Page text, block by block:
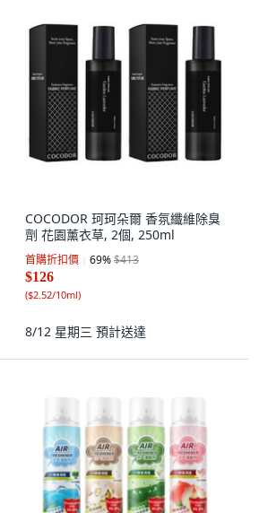
COCODOR 珂珂朵爾 香氛纖維除臭
劑 花園薰衣草, 2個, 250ml
首購折扣價 69%$413
$126
($2.52/10ml)
8/12 星期三 預計送達